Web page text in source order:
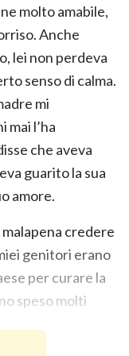
molto amabile,
Anche
lei non perdeva
senso di calma.
mi
mai l’ha
che aveva
guarito la sua
amore.
credere
genitori erano
per curare la
speso molti